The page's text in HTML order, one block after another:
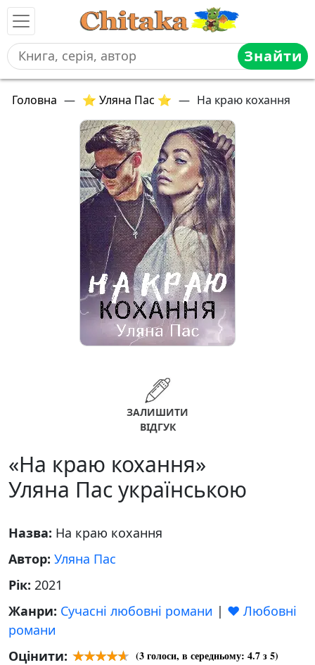
Знайти
Головна — ⭐ Уляна Пас ⭐ — На краю кохання
ЗАЛИШИТИ
ВІДГУК
«На краю кохання»
Уляна Пас українською
Назва: На краю кохання
Автор: Уляна Пас
Рік: 2021
Жанри: Сучасні любовні романи | ❤️ Любовні
романи
Оцінити:
(3голоси, в середньому: 4.7з 5)